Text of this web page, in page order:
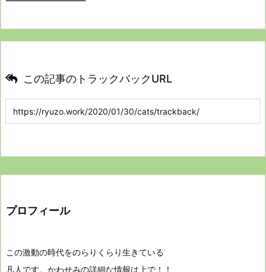
この記事のトラックバックURL
プロフィール
この激動の時代をのらりくらり生きている
凡人です。かわせみの詳細な情報は上で！！